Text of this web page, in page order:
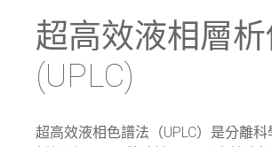
超高效液相層
(UPLC)
超高效液相色譜法（UPLC）是分離